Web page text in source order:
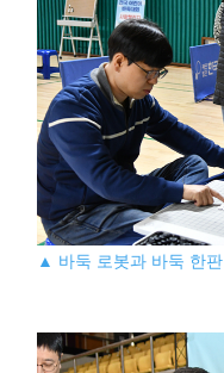
▲ 바둑 로봇과 바둑 한판